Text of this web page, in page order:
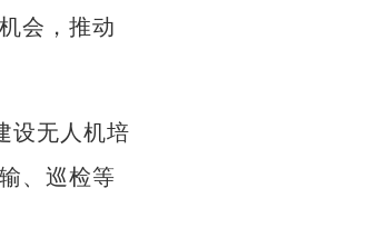
会，推动
设无人机培
、巡检等